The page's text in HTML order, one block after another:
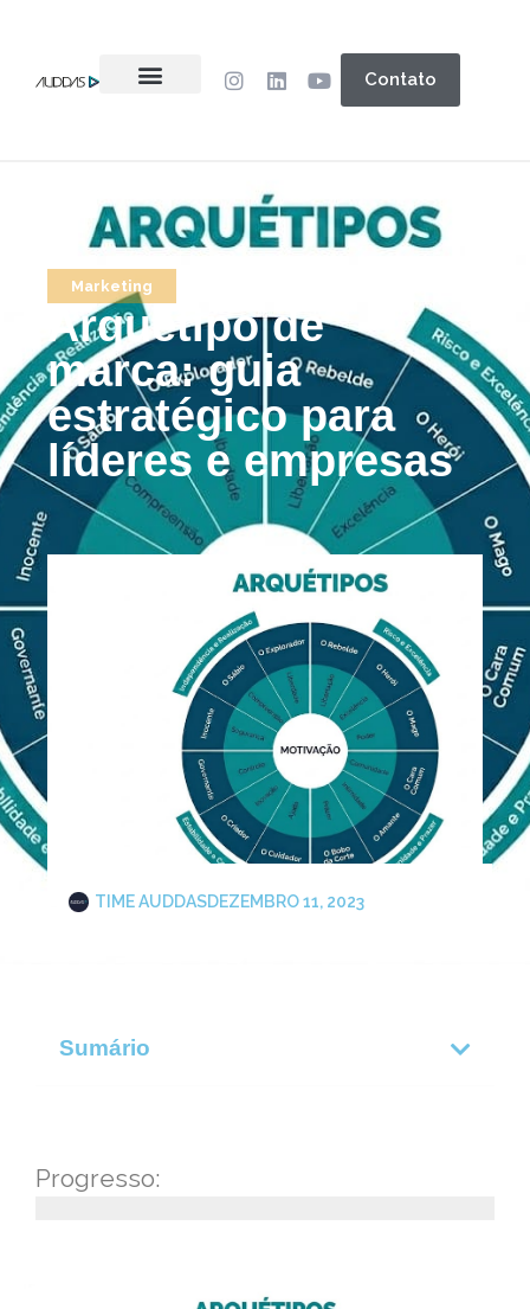
Contato
Marketing
Arquétipo de
marca: guia
estratégico para
líderes e empresas
TIME AUDDASDEZEMBRO 11, 2023
Sumário
Progresso: